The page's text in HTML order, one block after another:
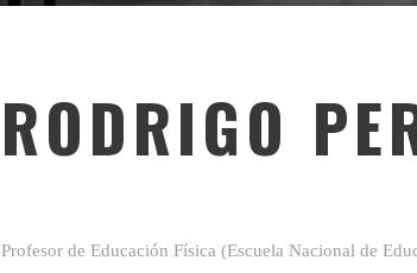
RODRIGO
Profesor de Educación Física (Escuela Nacional de